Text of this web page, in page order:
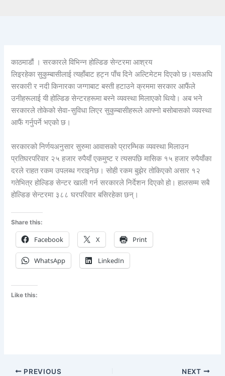
काठमाडौं । सरकारले विभिन्न होल्डिङ सेन्टरमा आश्रय
लिइरहेका सुकुम्बासीलाई त्यहाँबाट हट्न पाँच दिने अल्टिमेटम दिएको छ।यसअघि
सरकारी र नदी किनारका जग्गाबाट बस्ती हटाउने क्रममा सरकार आफैंले
उनीहरूलाई यी होल्डिङ सेन्टरहरूमा बस्ने व्यवस्था मिलाएको थियो। अब भने
सरकारले तोकेको सेवा-सुविधा लिएर सुकुम्बासीहरूले आफ्नो बसोबासको व्यवस्था
आफैं गर्नुपर्ने भएको छ।
सरकारको निर्णयअनुसार सुरुमा आवासको प्रारम्भिक व्यवस्था मिलाउन
प्रतिघरपरिवार २५ हजार रुपैयाँ एकमुष्ट र त्यसपछि मासिक १५ हजार रुपैयाँका
दरले राहत रकम उपलब्ध गराइनेछ। सोही रकम बुझेर तोकिएको असार १२
गतेभित्र होल्डिङ सेन्टर खाली गर्न सरकारले निर्देशन दिएको हो। हालसम्म सबै
होल्डिङ सेन्टरमा ३८८ घरपरिवार बसिरहेका छन्।
Share this:
Facebook X Print
WhatsApp LinkedIn
Like this:
PREVIOUS NEXT